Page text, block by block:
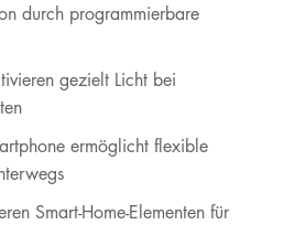
durch programmierbare
gezielt Licht bei
ermöglicht flexible
Smart-Home-Elementen für